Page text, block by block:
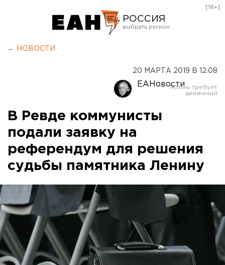
РОССИЯ
Оренбург
[18+]
← НОВОСТИ
20 МАРТА 2019 В 12:08
ЕАНовости
В Ревде коммунисты
подали заявку на
референдум для решения
судьбы памятника Ленину